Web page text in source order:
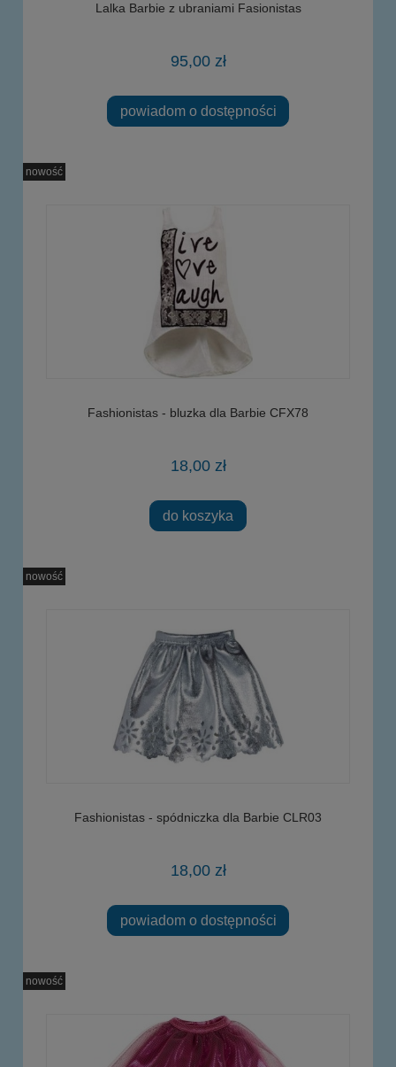
Lalka Barbie z ubraniami Fasionistas
95,00 zł
powiadom o dostępności
Fashionistas - bluzka dla Barbie CFX78
18,00 zł
do koszyka
nowość
Fashionistas - spódniczka dla Barbie CLR03
18,00 zł
powiadom o dostępności
nowość
nowość